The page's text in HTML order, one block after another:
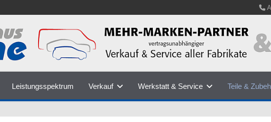
Leistungsspektrum Verkauf Werkstatt & Service Teile &